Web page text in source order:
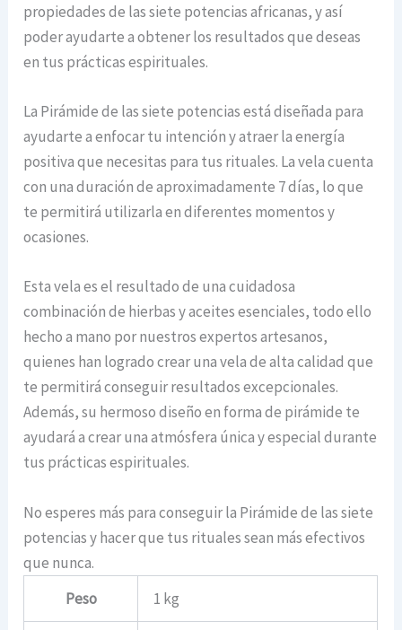
propiedades de las siete potencias africanas, y así
poder ayudarte a obtener los resultados que deseas
en tus prácticas espirituales.
La Pirámide de las siete potencias está diseñada para
ayudarte a enfocar tu intención y atraer la energía
positiva que necesitas para tus rituales. La vela cuenta
con una duración de aproximadamente 7 días, lo que
te permitirá utilizarla en diferentes momentos y
ocasiones.
Esta vela es el resultado de una cuidadosa
combinación de hierbas y aceites esenciales, todo ello
hecho a mano por nuestros expertos artesanos,
quienes han logrado crear una vela de alta calidad que
te permitirá conseguir resultados excepcionales.
Además, su hermoso diseño en forma de pirámide te
ayudará a crear una atmósfera única y especial durante
tus prácticas espirituales.
No esperes más para conseguir la Pirámide de las siete
potencias y hacer que tus rituales sean más efectivos
que nunca.
Peso
1 kg